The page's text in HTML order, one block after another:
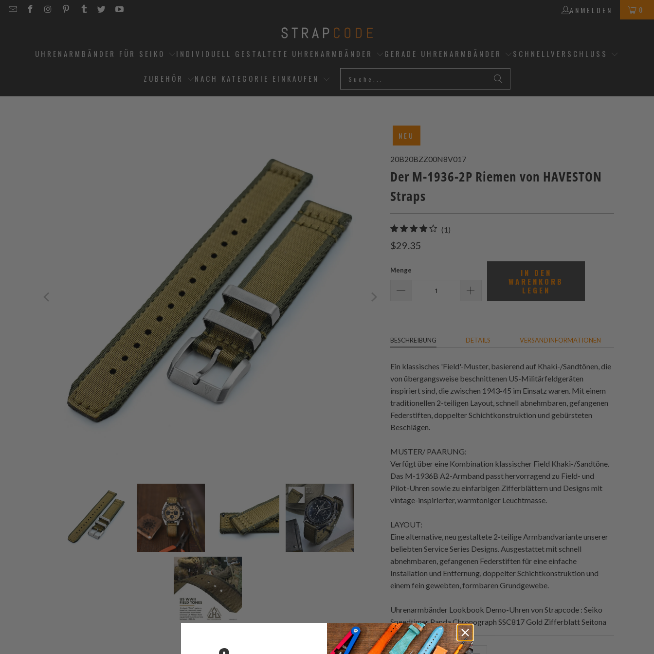
EMAILSTRAPCODE
STRAPCODE
INSTAGRAM
STRAPCODE
PINTEREST
STRAPCODE
STRAPCODE
TWITTER
STRAPCODE
YOUTUBE
ANMELDEN 0
UHRENARMBÄNDER FÜR SEIKO INDIVIDUELL GESTALTETE UHRENARMBÄNDER GERADE UHRENARMBÄNDER SCHNELLVERSCHLUSS
ZUBEHÖR NACH KATEGORIE EINKAUFEN
NEU
20B20BZZ00N8V017
Der M-1936-2P Riemen von HAVESTON
Straps
(1)
$29.35
Menge
IN DEN
WARENKORB
LEGEN
BESCHREIBUNG DETAILS VERSANDINFORMATIONEN
Ein klassisches 'Field'-Muster, basierend auf Khaki-/Sandtönen, die
von übergangsweise beschnittenen US-Militärfeldgeräten
inspiriert sind, die zwischen 1943-45 im Einsatz waren. Mit einem
traditionellen 2-teiligen Layout, schnell abnehmbaren, gefangenen
Federstiften, doppelter Schichtkonstruktion und gebürsteten
Beschlägen.
MUSTER/ PAARUNG:
Verfügt über eine Kombination klassischer Field Khaki-/Sandtöne.
Das M-1936B A2-Armband passt hervorragend zu Field- und
Pilot-Uhren sowie zu einfarbigen Zifferblättern und Designs mit
vintage-inspirierter, warmtoniger Leuchtmasse.
LAYOUT:
Eine alternative, neu gestaltete 2-teilige Armbandvariante unserer
beliebten Service Series Designs. Ausgestattet mit schnell
abnehmbaren, gefangenen Federstiften für eine einfache
Installation und Entfernung, doppelter Schichtkonstruktion und
einem fein gewebten, formbaren Grundgewebe.
Uhrenarmbänder Lookbook Demo-Uhren von Strapcode : Seiko
Speedtimer Panda Chronograph SSC817 Gold Zifferblatt Seitona